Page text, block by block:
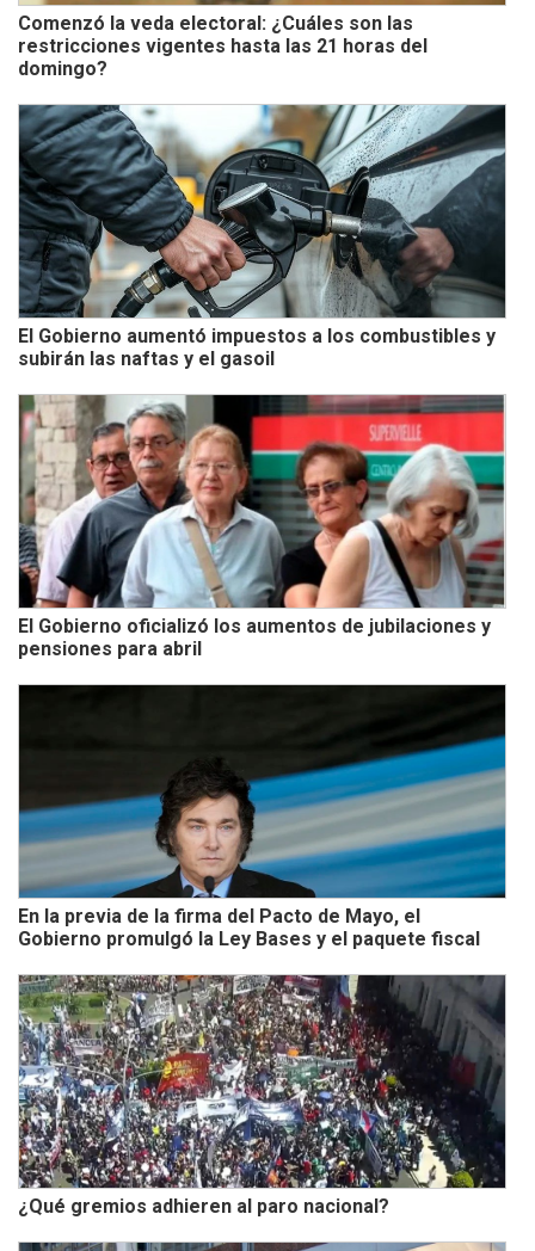
Comenzó la veda electoral: ¿Cuáles son las
restricciones vigentes hasta las 21 horas del
domingo?
El Gobierno aumentó impuestos a los combustibles y
subirán las naftas y el gasoil
El Gobierno oficializó los aumentos de jubilaciones y
pensiones para abril
En la previa de la firma del Pacto de Mayo, el
Gobierno promulgó la Ley Bases y el paquete fiscal
¿Qué gremios adhieren al paro nacional?